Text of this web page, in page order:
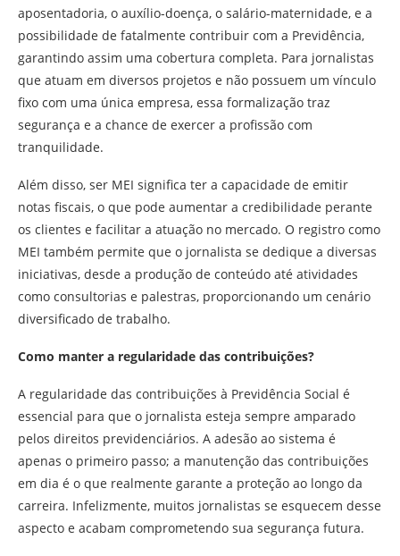
aposentadoria, o auxílio-doença, o salário-maternidade, e a
possibilidade de fatalmente contribuir com a Previdência,
garantindo assim uma cobertura completa. Para jornalistas
que atuam em diversos projetos e não possuem um vínculo
fixo com uma única empresa, essa formalização traz
segurança e a chance de exercer a profissão com
tranquilidade.
Além disso, ser MEI significa ter a capacidade de emitir
notas fiscais, o que pode aumentar a credibilidade perante
os clientes e facilitar a atuação no mercado. O registro como
MEI também permite que o jornalista se dedique a diversas
iniciativas, desde a produção de conteúdo até atividades
como consultorias e palestras, proporcionando um cenário
diversificado de trabalho.
Como manter a regularidade das contribuições?
A regularidade das contribuições à Previdência Social é
essencial para que o jornalista esteja sempre amparado
pelos direitos previdenciários. A adesão ao sistema é
apenas o primeiro passo; a manutenção das contribuições
em dia é o que realmente garante a proteção ao longo da
carreira. Infelizmente, muitos jornalistas se esquecem desse
aspecto e acabam comprometendo sua segurança futura.